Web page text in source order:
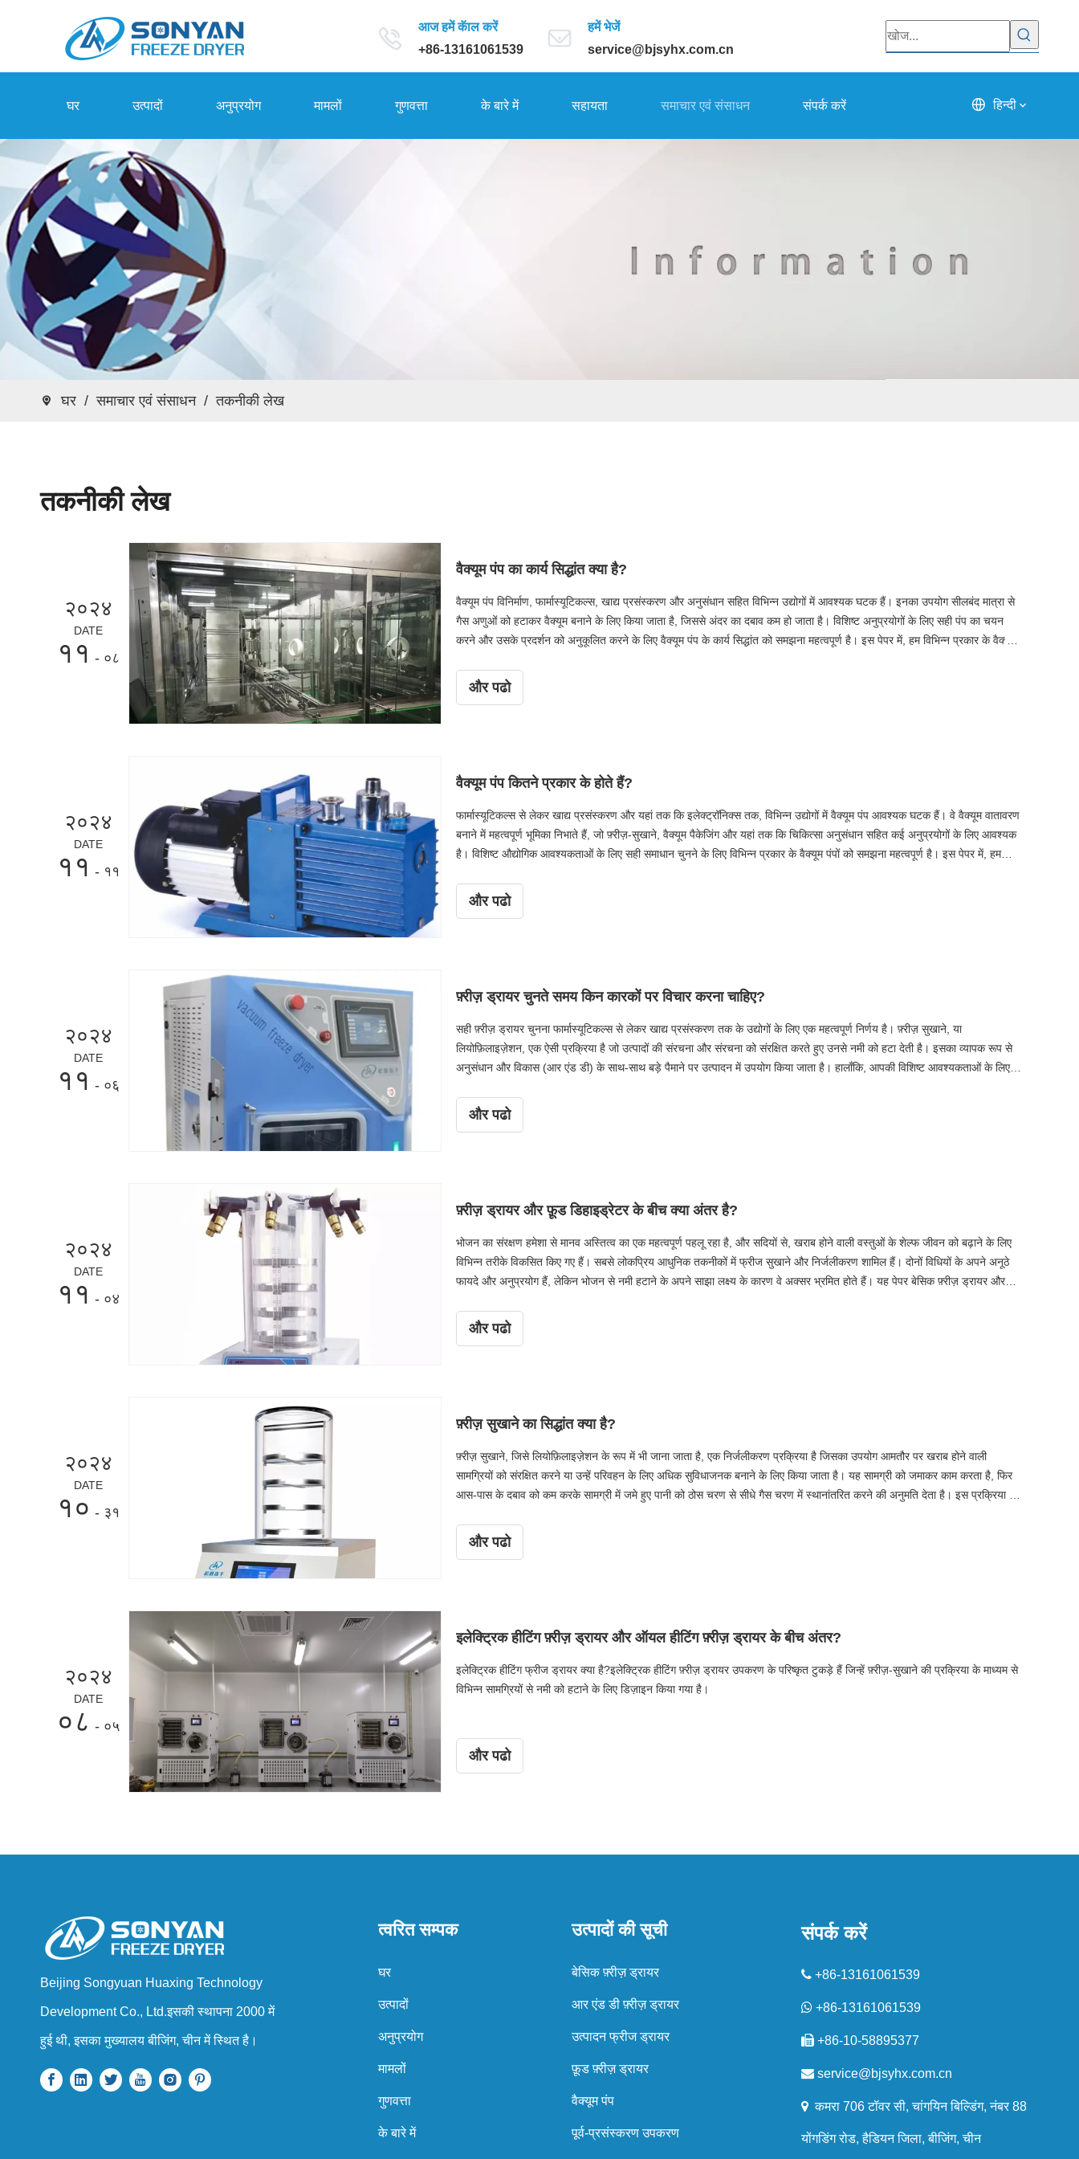
आज हमें कॅाल करें
+86-13161061539
हमें भेजें
service@bjsyhx.com.cn
घर उत्पादों अनुप्रयोग मामलों गुणवत्ता के बारे में सहायता समाचार एवं संसाधन संपर्क करें हिन्दी
घर / समाचार एवं संसाधन / तकनीकी लेख
तकनीकी लेख
२०२४
DATE
११ - ०८
वैक्यूम पंप का कार्य सिद्धांत क्या है?
वैक्यूम पंप विनिर्माण, फार्मास्यूटिकल्स, खाद्य प्रसंस्करण और अनुसंधान सहित विभिन्न उद्योगों में आवश्यक घटक हैं। इनका उपयोग सीलबंद मात्रा से
गैस अणुओं को हटाकर वैक्यूम बनाने के लिए किया जाता है, जिससे अंदर का दबाव कम हो जाता है। विशिष्ट अनुप्रयोगों के लिए सही पंप का चयन
करने और उसके प्रदर्शन को अनुकूलित करने के लिए वैक्यूम पंप के कार्य सिद्धांत को समझना महत्वपूर्ण है। इस पेपर में, हम विभिन्न प्रकार के वैक्यूम
उद्योगों को उनकी आवश्यकताओं के लिए सर्वोत्तम वैक्यूम पंप के बारे में सूचित निर्णय लेने में मदद करेगा।
और पढो
२०२४
DATE
११ - ११
वैक्यूम पंप कितने प्रकार के होते हैं?
फार्मास्यूटिकल्स से लेकर खाद्य प्रसंस्करण और यहां तक ​​कि इलेक्ट्रॉनिक्स तक, विभिन्न उद्योगों में वैक्यूम पंप आवश्यक घटक हैं। वे वैक्यूम वातावरण
बनाने में महत्वपूर्ण भूमिका निभाते हैं, जो फ़्रीज़-सुखाने, वैक्यूम पैकेजिंग और यहां तक ​​कि चिकित्सा अनुसंधान सहित कई अनुप्रयोगों के लिए आवश्यक
है। विशिष्ट औद्योगिक आवश्यकताओं के लिए सही समाधान चुनने के लिए विभिन्न प्रकार के वैक्यूम पंपों को समझना महत्वपूर्ण है। इस पेपर में, हम
चुनने के महत्व की जांच करेंगे और अग्रणी वैक्यूम पंप निर्माता उन्नत वैक्यूम समाधानों की बढ़ती मांग को पूरा करने के लिए कैसे नवाचार कर रहे हैं।
और पढो
२०२४
DATE
११ - ०६
फ़्रीज़ ड्रायर चुनते समय किन कारकों पर विचार करना चाहिए?
सही फ़्रीज़ ड्रायर चुनना फार्मास्यूटिकल्स से लेकर खाद्य प्रसंस्करण तक के उद्योगों के लिए एक महत्वपूर्ण निर्णय है। फ़्रीज़ सुखाने, या
लियोफ़िलाइज़ेशन, एक ऐसी प्रक्रिया है जो उत्पादों की संरचना और संरचना को संरक्षित करते हुए उनसे नमी को हटा देती है। इसका व्यापक रूप से
अनुसंधान और विकास (आर एंड डी) के साथ-साथ बड़े पैमाने पर उत्पादन में उपयोग किया जाता है। हालाँकि, आपकी विशिष्ट आवश्यकताओं के लिए
चुनते समय विचार करने योग्य प्रमुख तत्वों का पता लगाएंगे, जिसमें क्षमता, तापमान नियंत्रण, वैक्यूम सिस्टम और एक विश्वसनीय फ़्रीज़ ड्रायर
और पढो
२०२४
DATE
११ - ०४
फ़्रीज़ ड्रायर और फ़ूड डिहाइड्रेटर के बीच क्या अंतर है?
भोजन का संरक्षण हमेशा से मानव अस्तित्व का एक महत्वपूर्ण पहलू रहा है, और सदियों से, खराब होने वाली वस्तुओं के शेल्फ जीवन को बढ़ाने के लिए
विभिन्न तरीके विकसित किए गए हैं। सबसे लोकप्रिय आधुनिक तकनीकों में फ्रीज सुखाने और निर्जलीकरण शामिल हैं। दोनों विधियों के अपने अनूठे
फायदे और अनुप्रयोग हैं, लेकिन भोजन से नमी हटाने के अपने साझा लक्ष्य के कारण वे अक्सर भ्रमित होते हैं। यह पेपर बेसिक फ़्रीज़ ड्रायर और
समझकर, व्यवसाय और उपभोक्ता इस बारे में सूचित निर्णय ले सकते हैं कि कौन सी विधि उनकी आवश्यकताओं के लिए सबसे उपयुक्त है।
और पढो
२०२४
DATE
१० - ३१
फ़्रीज़ सुखाने का सिद्धांत क्या है?
फ़्रीज़ सुखाने, जिसे लियोफ़िलाइज़ेशन के रूप में भी जाना जाता है, एक निर्जलीकरण प्रक्रिया है जिसका उपयोग आमतौर पर खराब होने वाली
सामग्रियों को संरक्षित करने या उन्हें परिवहन के लिए अधिक सुविधाजनक बनाने के लिए किया जाता है। यह सामग्री को जमाकर काम करता है, फिर
आस-पास के दबाव को कम करके सामग्री में जमे हुए पानी को ठोस चरण से सीधे गैस चरण में स्थानांतरित करने की अनुमति देता है। इस प्रक्रिया का
दौरान संवेदनशील उत्पादों की अखंडता को कैसे बनाए रखा जाए, यह समझने के लिए फ्रीज सुखाने का सिद्धांत एक महत्वपूर्ण विषय है।
और पढो
२०२४
DATE
०८ - ०५
इलेक्ट्रिक हीटिंग फ़्रीज़ ड्रायर और ऑयल हीटिंग फ़्रीज़ ड्रायर के बीच अंतर?
इलेक्ट्रिक हीटिंग फ्रीज ड्रायर क्या है?इलेक्ट्रिक हीटिंग फ़्रीज़ ड्रायर उपकरण के परिष्कृत टुकड़े हैं जिन्हें फ़्रीज़-सुखाने की प्रक्रिया के माध्यम से
विभिन्न सामग्रियों से नमी को हटाने के लिए डिज़ाइन किया गया है।
और पढो
Beijing Songyuan Huaxing Technology
Development Co., Ltd.इसकी स्थापना 2000 में
हुई थी, इसका मुख्यालय बीजिंग, चीन में स्थित है।
त्वरित सम्पक
घर
उत्पादों
अनुप्रयोग
मामलों
गुणवत्ता
के बारे में
उत्पादों की सूची
बेसिक फ़्रीज़ ड्रायर
आर एंड डी फ़्रीज़ ड्रायर
उत्पादन फ्रीज ड्रायर
फ़ूड फ़्रीज़ ड्रायर
वैक्यूम पंप
पूर्व-प्रसंस्करण उपकरण
संपर्क करें
+86-13161061539
 +86-13161061539
 +86-10-58895377
 service@bjsyhx.com.cn
कमरा 706 टॉवर सी, चांगयिन बिल्डिंग, नंबर 88
योंगडिंग रोड, हैडियन जिला, बीजिंग, चीन